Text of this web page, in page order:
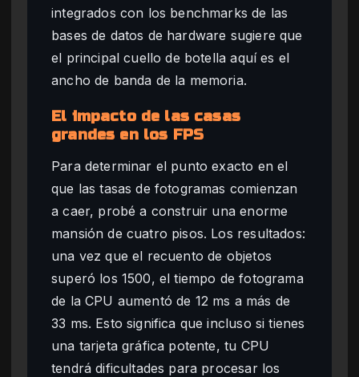
integrados con los benchmarks de las
bases de datos de hardware sugiere que
el principal cuello de botella aquí es el
ancho de banda de la memoria.
El impacto de las casas
grandes en los FPS
Para determinar el punto exacto en el
que las tasas de fotogramas comienzan
a caer, probé a construir una enorme
mansión de cuatro pisos. Los resultados:
una vez que el recuento de objetos
superó los 1500, el tiempo de fotograma
de la CPU aumentó de 12 ms a más de
33 ms. Esto significa que incluso si tienes
una tarjeta gráfica potente, tu CPU
tendrá dificultades para procesar los